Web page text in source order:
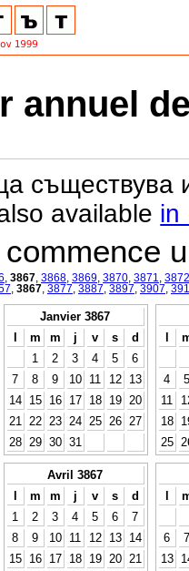
annuel
съществува
available in
commence
3867 3868 3869 3870 3871
3872
3867 3877 3887 3897 3907
Janvier 3867
l
m m j v s
d
1
2 3 4 5
6
7
8 9 10 11 12
13
14
15 16 17 18 19
20
21
22 23 24 25 26
27
28
29 30 31
l
4
5
11
18
25
Avril 3867
l
m m j v s
d
1
2 3 4 5 6
7
8
9 10 11 12 13
14
15
16 17 18 19 20
21
l
6
7
13